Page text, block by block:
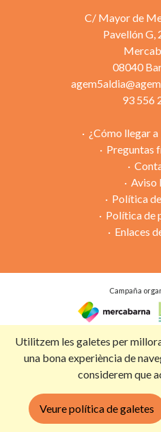
Utilitzem les galetes per
una bona experiència de
considerem que
Veure política de galetes
C/ Mayor de
Pavellón G,
08040
93 556
¿Cómo llegar
Preguntas
Aviso
Política
Política de
Enlaces
Campaña